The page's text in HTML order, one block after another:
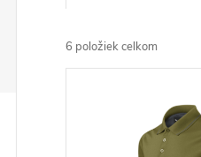
a
d
6 položiek celkom